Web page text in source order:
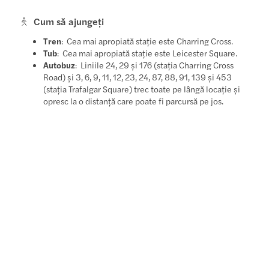
Cum să ajungeți
Tren: Cea mai apropiată stație este Charring Cross.
Tub: Cea mai apropiată stație este Leicester Square.
Autobuz: Liniile 24, 29 și 176 (stația Charring Cross
Road) și 3, 6, 9, 11, 12, 23, 24, 87, 88, 91, 139 și 453
(stația Trafalgar Square) trec toate pe lângă locație și
opresc la o distanță care poate fi parcursă pe jos.